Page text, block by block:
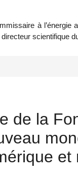
à l’énergie
scientifique
de la
et